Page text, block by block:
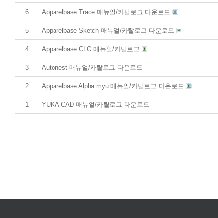
6 Apparelbase Trace 매뉴얼/카탈로그 다운로드
5 Apparelbase Sketch 매뉴얼/카탈로그 다운로드
4 Apparelbase CLO 매뉴얼/카탈로그
3 Autonest 매뉴얼/카탈로그 다운로드
2 Apparelbase Alpha myu 매뉴얼/카탈로그 다운로드
1 YUKA CAD 매뉴얼/카탈로그 다운로드